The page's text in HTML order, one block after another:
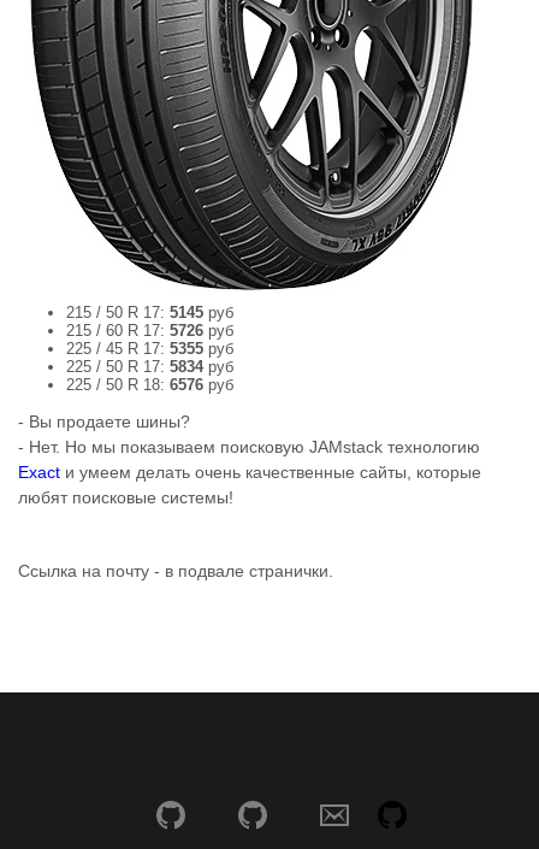
215 / 50 R 17: 5145 руб
215 / 60 R 17: 5726 руб
225 / 45 R 17: 5355 руб
225 / 50 R 17: 5834руб
225 / 50 R 18: 6576 руб
- Вы продаете шины?
- Нет. Но мы показываем поисковую JAMstack технологию
Exact и умеем делать очень качественные сайты, которые
любят поисковые системы!
Ссылка на почту - в подвале странички.